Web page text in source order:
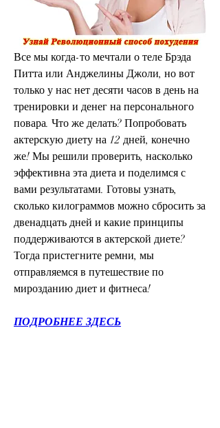
Все мы когда-то мечтали о теле Брэда
Питта или Анджелины Джоли, но вот
только у нас нет десяти часов в день на
тренировки и денег на персонального
повара. Что же делать? Попробовать
актерскую диету на 12 дней, конечно
же! Мы решили проверить, насколько
эффективна эта диета и поделимся с
вами результатами. Готовы узнать,
сколько килограммов можно сбросить за
двенадцать дней и какие принципы
поддерживаются в актерской диете?
Тогда пристегните ремни, мы
отправляемся в путешествие по
мирозданию диет и фитнеса!
ПОДРОБНЕЕ ЗДЕСЬ